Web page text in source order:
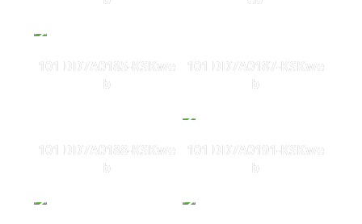
101 DD7A0185-KSKwe
b
101 DD7A0187-KSKwe
b
101 DD7A0188-KSKwe
b
101 DD7A0191-KSKwe
b